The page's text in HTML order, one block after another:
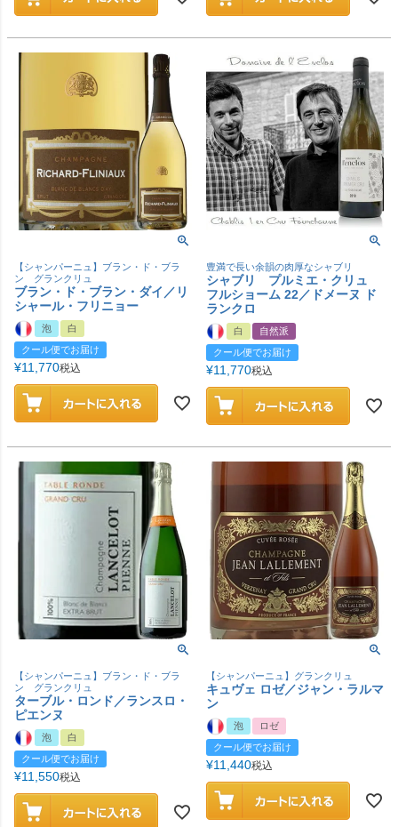
【シャンパーニュ】ブラン・ド・ブラ
ン グランクリュ
ブラン・ド・ブラン・ダイ／リ
シャール・フリニョー
泡
白
クール便でお届け
¥11,770税込
豊満で長い余韻の肉厚なシャブリ
シャブリ プルミエ・クリュ
フルショーム 22／ドメーヌ ド
ランクロ
白
自然派
クール便でお届け
¥11,770税込
【シャンパーニュ】ブラン・ド・ブラ
ン グランクリュ
ターブル・ロンド／ランスロ・
ピエンヌ
泡
白
クール便でお届け
¥11,550税込
【シャンパーニュ】グランクリュ
キュヴェ ロゼ／ジャン・ラルマ
ン
泡
ロゼ
クール便でお届け
¥11,440税込